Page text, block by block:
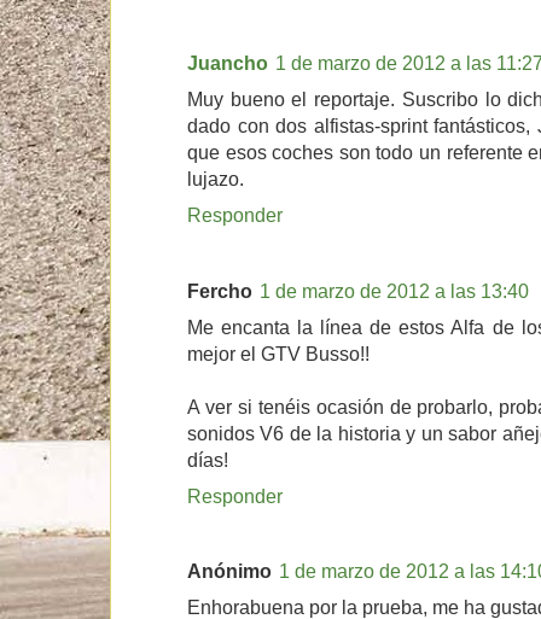
Juancho 1 de marzo de 2012 a las
Muy bueno el reportaje. Suscribo lo
dado con dos alfistas-sprint
que esos coches son todo un referente
lujazo.
Responder
Fercho 1 de marzo de 2012 a las 13:40
Me encanta la línea de estos Alfa de
mejor el GTV Busso!!
A ver si tenéis ocasión de probarlo,
sonidos V6 de la historia y un sabor
días!
Responder
Anónimo 1 de marzo de 2012 a las
Enhorabuena por la prueba, me ha